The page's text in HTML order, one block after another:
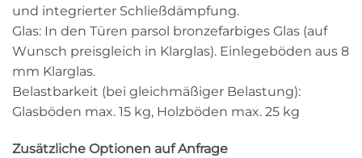
und integrierter Schließdämpfung.
Glas: In den Türen parsol bronzefarbiges Glas (auf
Wunsch preisgleich in Klarglas). Einlegeböden aus 8
mm Klarglas.
Belastbarkeit (bei gleichmäßiger Belastung):
Glasböden max. 15 kg, Holzböden max. 25 kg
Zusätzliche Optionen auf Anfrage